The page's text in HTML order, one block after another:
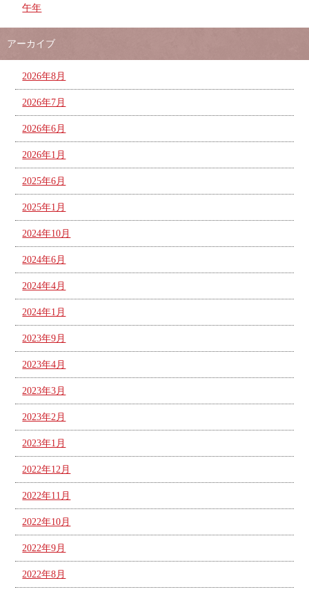
午年
アーカイブ
2026年8月
2026年7月
2026年6月
2026年1月
2025年6月
2025年1月
2024年10月
2024年6月
2024年4月
2024年1月
2023年9月
2023年4月
2023年3月
2023年2月
2023年1月
2022年12月
2022年11月
2022年10月
2022年9月
2022年8月